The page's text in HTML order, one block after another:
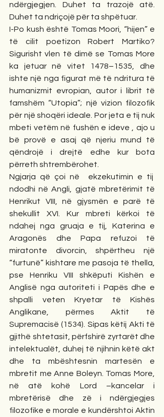
ndërgjegjen. Duhet ta trazojë atë.
Duhet ta ndriçojë për ta shpëtuar.
I-Po kush është Tomas Moori, “hijen” e
të cilit poetizon Robert Martiko?
Sigurisht vlen të dimë se Tomas More
ka jetuar në vitet 1478–1535, dhe
ishte një nga figurat më të ndritura të
humanizmit evropian, autor i librit të
famshëm “Utopia”; një vizion filozofik
për një shoqëri ideale. Por jeta e tij nuk
mbeti vetëm në fushën e ideve , ajo u
bë provë e asaj që njeriu mund të
qëndrojë i drejtë edhe kur bota
përreth shtrembërohet.
Ngjarja që çoi në  ekzekutimin e tij
ndodhi në Angli, gjatë mbretërimit të
Henrikut VIII, në gjysmën e parë të
shekullit XVI. Kur mbreti kërkoi të
ndahej nga gruaja e tij, Katerina e
Aragonës dhe Papa refuzoi të
miratonte divorcin, shpërtheu një
“furtunë” kishtare me pasoja të thella,
pse Henriku VIII shkëputi Kishën e
Anglisë nga autoriteti i Papës dhe e
shpalli veten Kryetar të Kishës
Anglikane, përmes Aktit të
Supremacisë (1534). Sipas këtij Akti të
gjithë shtetasit, përfshirë zyrtarët dhe
intelektualët, duhej të njihnin këtë akt
dhe ta mbështesnin martesën e
mbretit me Anne Boleyn. Tomas More,
në atë kohë Lord –kancelar i
mbretërisë dhe zë i ndërgjegjes
filozofike e morale e kundërshtoi Aktin